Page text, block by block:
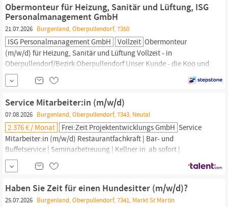
entsprechend...
Obermonteur für Heizung, Sanitär und Lüftung, ISG
Personalmanagement GmbH
21.07.2026 Burgenland, Oberpullendorf, 7350
ISG Personalmanagement GmbH Vollzeit Obermonteur
(m/w/d) für Heizung, Sanitär und Lüftung Vollzeit - in
Oberpullendorf/Bezirk OberpullendorfUnser Kunde - die Koo und
Kaposi Haustechnik GmbH - ist ein etablierter
Installationsbetrieb für Heizungs-, Sanitär- und
Lüftungsinstallationen. Zur Verstärkung des Teams wird ab sofort
eine engagierte und erfahrene Persönlichkeit...
Service Mitarbeiter:in (m/w/d)
07.08.2026 Burgenland, Oberpullendorf, 7343, Neutal
2.376 € / Monat Frei:Zeit Projektentwicklungs GmbH Service
Mitarbeiter:in (m/w/d) Restaurantfachkraft | Bar- und
Buffetservice | Seminarbetreuung | Kellner:in ab sofort |
Ganzjahresstelle | Umsatzprovision Für eine gemeinsame
glückliche Zeit. Seit über 30 Jahren verbinden wir Menschen mit
Urlaubserlebnissen in Europas Regionen – mit starken Teams,
Sinn für Regionalität und einem klaren Fokus auf Qualität &...
Haben Sie Zeit für einen Hundesitter (m/w/d)?
25.07.2026 Burgenland, Oberpullendorf, 7341, Markt St Martin